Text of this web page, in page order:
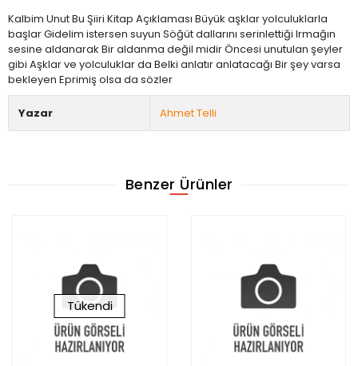
Kalbim Unut Bu Şiiri Kitap Açıklaması Büyük aşklar yolculuklarla
başlar Gidelim istersen suyun Söğüt dallarını serinlettiği Irmağın
sesine aldanarak Bir aldanma değil midir Öncesi unutulan şeyler
gibi Aşklar ve yolculuklar da Belki anlatır anlatacağı Bir şey varsa
bekleyen Eprimiş olsa da sözler
Yazar Ahmet Telli
Benzer Ürünler
Tükendi